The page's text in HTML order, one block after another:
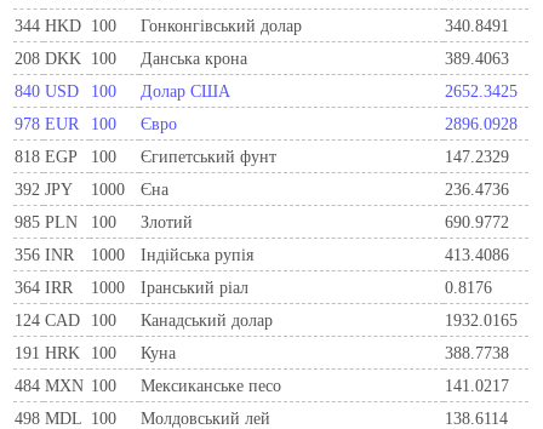
344 HKD 100 Гонконгівський долар
340.8491
208 DKK 100 Данська крона
389.4063
840 USD 100 Долар США
2652.3425
978 EUR 100 Євро
2896.0928
818 EGP 100 Єгипетський фунт
147.2329
392 JPY 1000 Єна
236.4736
985 PLN 100 Злотий
690.9772
356 INR 1000 Індійська рупія
413.4086
364 IRR 1000 Іранський ріал
0.8176
124 CAD 100 Канадський долар
1932.0165
191 HRK 100 Куна
388.7738
484 MXN 100 Мексиканське песо
141.0217
498 MDL 100 Молдовський лей
138.6114